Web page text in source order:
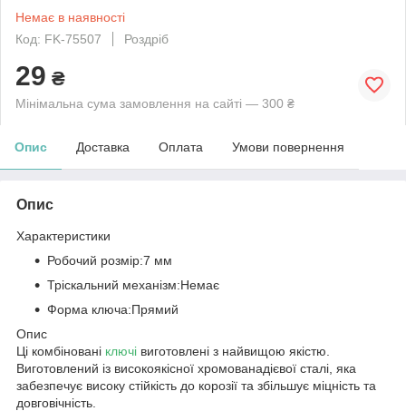
Немає в наявності
Код: FK-75507
Роздріб
29 ₴
Мінімальна сума замовлення на сайті — 300 ₴
Опис Доставка Оплата Умови повернення
Опис
Характеристики
Робочий розмір:7 мм
Тріскальний механізм:Немає
Форма ключа:Прямий
Опис
Ці комбіновані ключі виготовлені з найвищою якістю.
Виготовлений із високоякісної хромованадієвої сталі, яка
забезпечує високу стійкість до корозії та збільшує міцність та
довговічність.